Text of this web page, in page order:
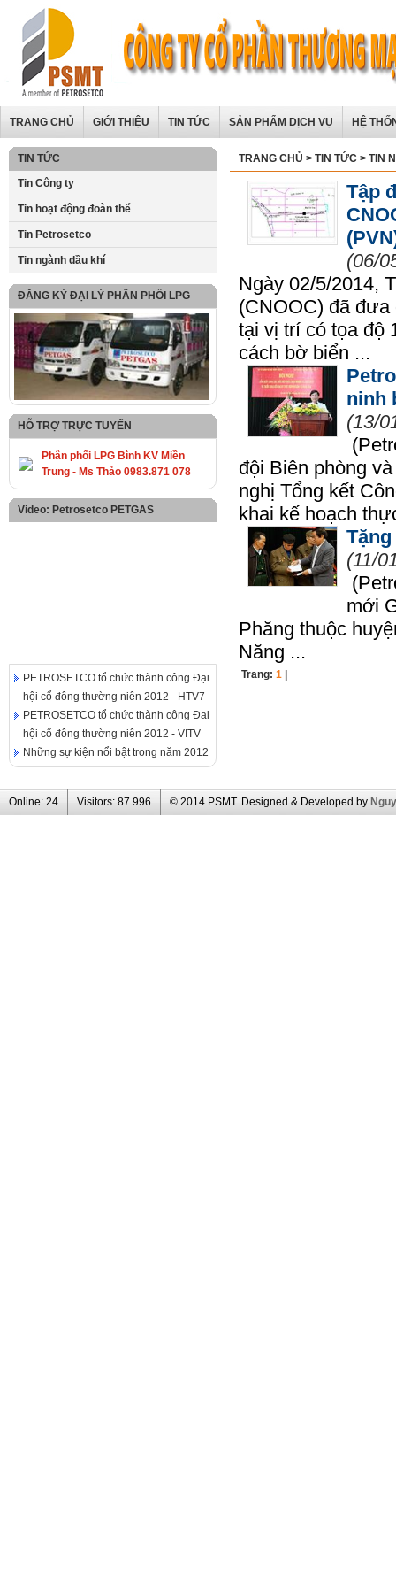
TRANG CHỦ GIỚI THIỆU TIN TỨC SẢN PHẨM DỊCH VỤ HỆ
TIN TỨC
Tin Công ty
Tin hoạt động đoàn thể
Tin Petrosetco
Tin ngành dầu khí
ĐĂNG KÝ ĐẠI LÝ PHÂN PHỐI LPG
HỖ TRỢ TRỰC TUYẾN
Phân phối LPG Bình KV Miền
Trung - Ms Thảo 0983.871 078
Video: Petrosetco PETGAS
PETROSETCO tổ chức thành công Đại
hội cổ đông thường niên 2012 - HTV7
PETROSETCO tổ chức thành công Đại
hội cổ đông thường niên 2012 - VITV
Những sự kiện nổi bật trong năm 2012
TRANG CHỦ > TIN TỨC > TIN
Tập
(06/
Ngày 02/5/2014,
(CNOOC) đã
tại vị trí có tọa độ
cách bờ biển ...
ninh
(13/
đội Biên phòng
nghị Tổng kết
khai kế hoạch
(11/
mới
Phăng thuộc
Năng ...
Trang: 1
Online: 24 Visitors: 87.996 © 2014 PSMT. Designed & Developed by